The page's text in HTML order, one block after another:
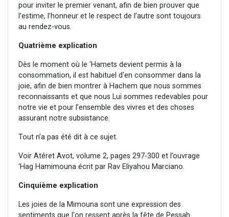
pour inviter le premier venant, afin de bien prouver que
l’estime, l’honneur et le respect de l’autre sont toujours
au rendez-vous.
Quatrième explication
Dès le moment où le 'Hamets devient permis à la
consommation, il est habituel d'en consommer dans la
joie, afin de bien montrer à Hachem que nous sommes
reconnaissants et que nous Lui sommes redevables pour
notre vie et pour l’ensemble des vivres et des choses
assurant notre subsistance.
Tout n’a pas été dit à ce sujet.
Voir Atéret Avot, volume 2, pages 297-300 et l’ouvrage
‘Hag Hamimouna écrit par Rav Eliyahou Marciano.
Cinquième explication
Les joies de la Mimouna sont une expression des